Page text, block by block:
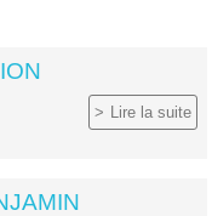
Lire la suite